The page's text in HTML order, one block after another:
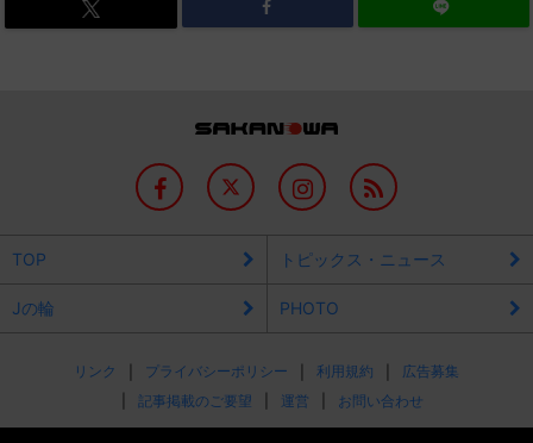
TOP トピックス・ニュース
Jの輪 PHOTO
リンク プライバシーポリシー 利用規約
広告募集
記事掲載のご要望
運営 お問い合わせ